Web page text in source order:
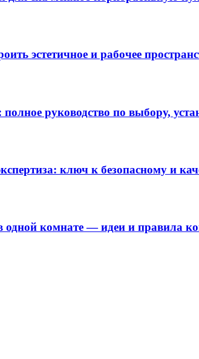
эстетичное и рабочее
руководство по выбору,
ключ к безопасному и
одной комнате — идеи и правила